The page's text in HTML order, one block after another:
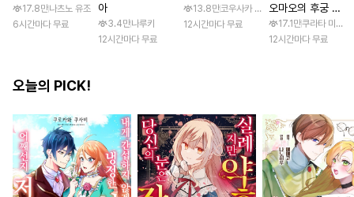
17.8만나츠노 유조
6시간마다 무료
아
3.4만나루키
12시간마다 무료
13.8만코우사카 리토 / 아기토기 아쿠미
12시간마다 무료
오마오의 후궁 수
수께끼 풀이수첩)
17.1만쿠라타 미노
12시간마다 무료
오늘의 PICK!